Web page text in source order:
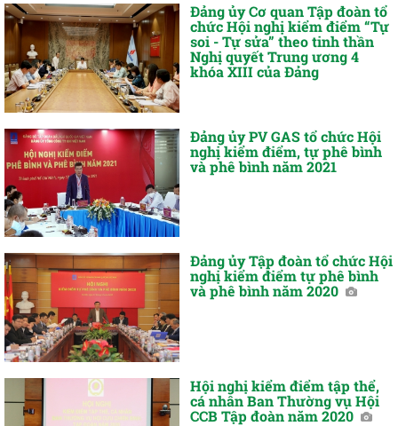
Đảng ủy Cơ quan Tập đoàn tổ
chức Hội nghị kiểm điểm “Tự
soi - Tự sửa” theo tinh thần
Nghị quyết Trung ương 4
khóa XIII của Đảng
Đảng ủy PV GAS tổ chức Hội
nghị kiểm điểm, tự phê bình
và phê bình năm 2021
Đảng ủy Tập đoàn tổ chức Hội
nghị kiểm điểm tự phê bình
và phê bình năm 2020
Hội nghị kiểm điểm tập thể,
cá nhân Ban Thường vụ Hội
CCB Tập đoàn năm 2020